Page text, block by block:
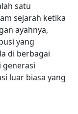
satu
sejarah ketika
ayahnya,
yang
di berbagai
generasi
luar biasa yang